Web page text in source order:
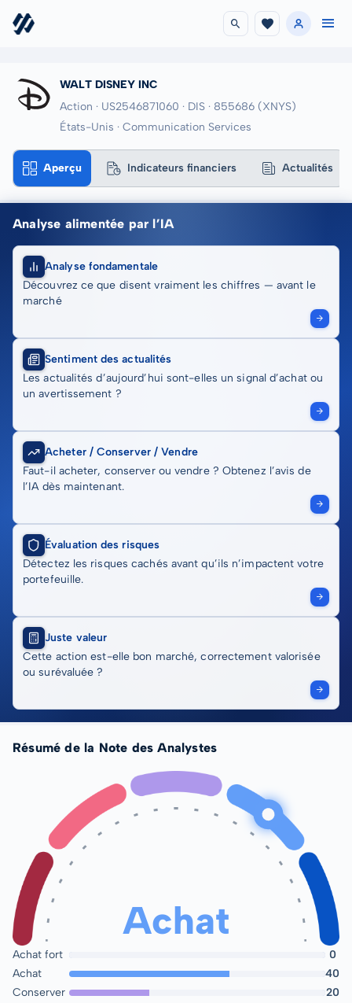
WALT DISNEY INC
Action · US2546871060 · DIS · 855686 (XNYS)
États-Unis · Communication Services
Aperçu Indicateurs financiers Actualités
Analyse alimentée par l’IA
Analyse fondamentale
Découvrez ce que disent vraiment les chiffres — avant le
marché
Sentiment des actualités
Les actualités d’aujourd’hui sont-elles un signal d’achat ou
un avertissement ?
Acheter / Conserver / Vendre
Faut-il acheter, conserver ou vendre ? Obtenez l’avis de
l’IA dès maintenant.
Évaluation des risques
Détectez les risques cachés avant qu’ils n’impactent votre
portefeuille.
Juste valeur
Cette action est-elle bon marché, correctement valorisée
ou surévaluée ?
Résumé de la Note des Analystes
Achat
Achat fort
Achat
Conserver
0
40
20